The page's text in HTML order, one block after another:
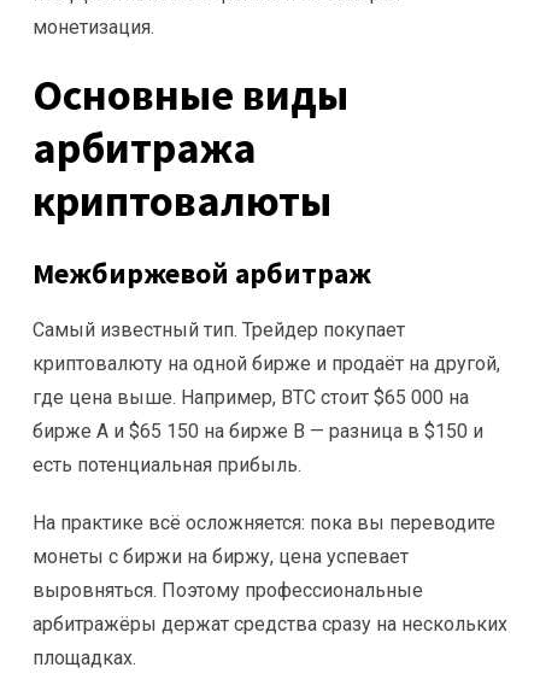
монетизация.
Основные виды
арбитража
криптовалюты
Межбиржевой арбитраж
Самый известный тип. Трейдер покупает
криптовалюту на одной бирже и продаёт на другой,
где цена выше. Например, BTC стоит $65 000 на
бирже A и $65 150 на бирже B — разница в $150 и
есть потенциальная прибыль.
На практике всё осложняется: пока вы переводите
монеты с биржи на биржу, цена успевает
выровняться. Поэтому профессиональные
арбитражёры держат средства сразу на нескольких
площадках.